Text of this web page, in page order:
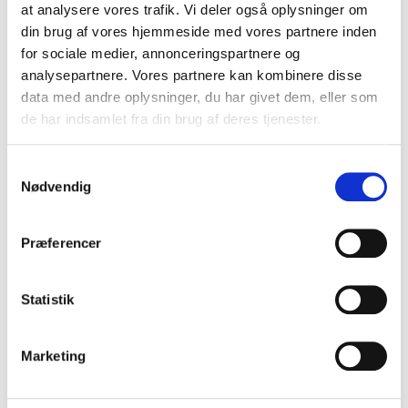
at analysere vores trafik. Vi deler også oplysninger om
din brug af vores hjemmeside med vores partnere inden
for sociale medier, annonceringspartnere og
analysepartnere. Vores partnere kan kombinere disse
data med andre oplysninger, du har givet dem, eller som
de har indsamlet fra din brug af deres tjenester.
Nødvendig
Præferencer
Statistik
Marketing